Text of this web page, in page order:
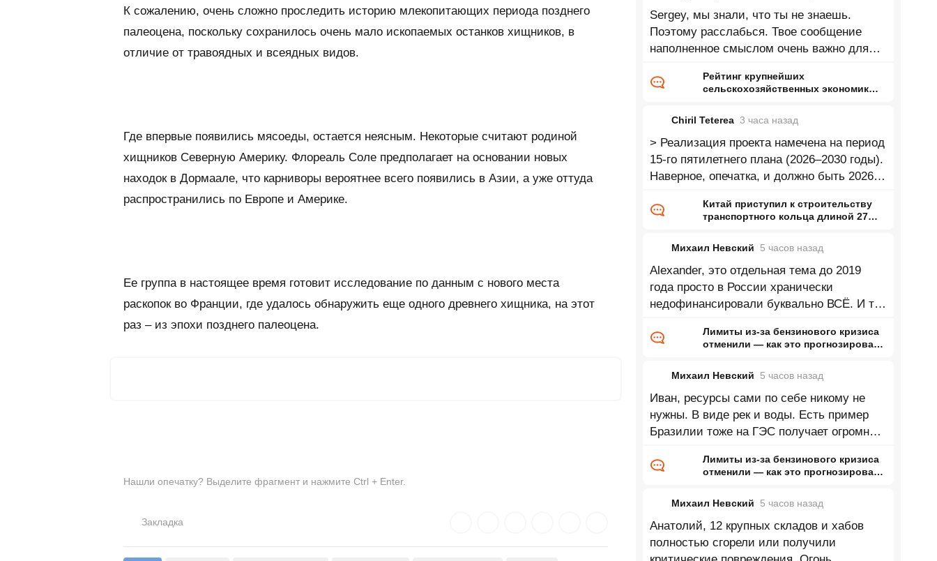
К сожалению, очень сложно проследить историю млекопитающих периода позднего
палеоцена, поскольку сохранилось очень мало ископаемых останков хищников, в
отличие от травоядных и всеядных видов.
Где впервые появились мясоеды, остается неясным. Некоторые считают родиной
хищников Северную Америку. Флореаль Соле предполагает на основании новых
находок в Дормаале, что карниворы вероятнее всего появились в Азии, а уже оттуда
распространились по Европе и Америке.
Ее группа в настоящее время готовит исследование по данным с нового места
раскопок во Франции, где удалось обнаружить еще одного древнего хищника, на этот
раз – из эпохи позднего палеоцена.
Нашли опечатку? Выделите фрагмент и нажмите Ctrl + Enter.
Закладка
Sergey, мы знали, что ты не знаешь.
Поэтому расслабься. Твое сообщение
наполненное смыслом очень важно для
Рейтинг крупнейших
сельскохозяйственных экономик
Chiril Teterea 3 часа назад
> Реализация проекта намечена на период
15-го пятилетнего плана (2026–2030 годы).
Наверное, опечатка, и должно быть 2026-
Китай приступил к строительству
транспортного кольца длиной 27
Михаил Невский
5 часов назад
Alexander, это отдельная тема до 2019
года просто в России хранически
недофинансировали буквально ВСЁ. И то
отчасти
Лимиты из-за бензинового кризиса
отменили — как это прогнозировал
Михаил Невский
5 часов назад
Иван, ресурсы сами по себе никому не
нужны. В виде рек и воды. Есть пример
Бразилии тоже на ГЭС получает огромную
Лимиты из-за бензинового кризиса
отменили — как это прогнозировал
Михаил Невский
5 часов назад
Анатолий, 12 крупных складов и хабов
полностью сгорели или получили